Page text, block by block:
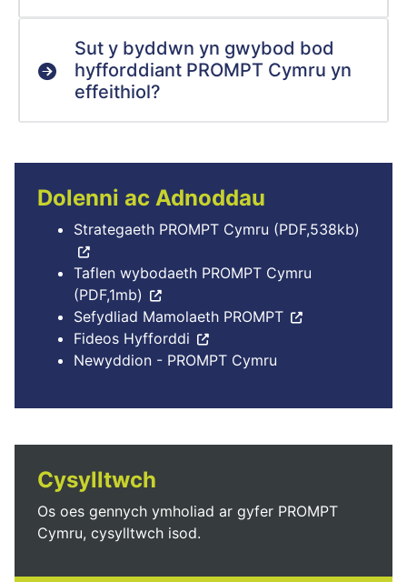
Sut y byddwn yn gwybod bod
hyfforddiant PROMPT Cymru yn
effeithiol?
Dolenni ac Adnoddau
Strategaeth PROMPT Cymru (PDF,538kb)
Taflen wybodaeth PROMPT Cymru
(PDF,1mb)
Sefydliad Mamolaeth PROMPT
Fideos Hyfforddi
Newyddion - PROMPT Cymru
Cysylltwch
Os oes gennych ymholiad ar gyfer PROMPT
Cymru, cysylltwch isod.